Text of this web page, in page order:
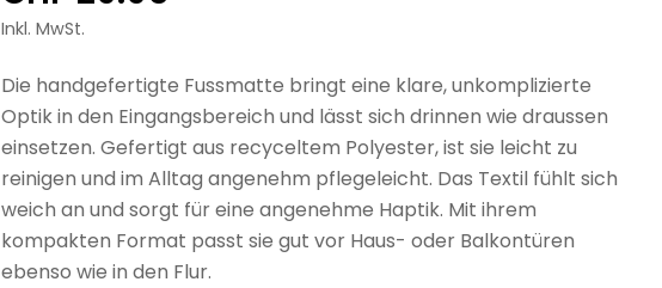
Preis
Inkl. MwSt.
Die handgefertigte Fussmatte bringt eine klare, unkomplizierte
Optik in den Eingangsbereich und lässt sich drinnen wie draussen
einsetzen. Gefertigt aus recyceltem Polyester, ist sie leicht zu
reinigen und im Alltag angenehm pflegeleicht. Das Textil fühlt sich
weich an und sorgt für eine angenehme Haptik. Mit ihrem
kompakten Format passt sie gut vor Haus- oder Balkontüren
ebenso wie in den Flur.